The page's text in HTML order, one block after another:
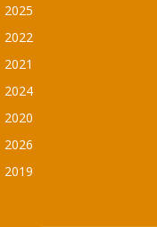
2025
2022
2021
2024
2020
2026
2019